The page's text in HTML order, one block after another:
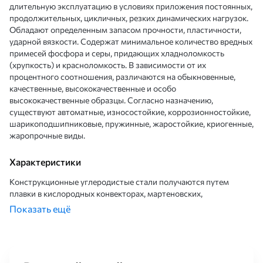
длительную эксплуатацию в условиях приложения постоянных,
продолжительных, цикличных, резких динамических нагрузок.
Обладают определенным запасом прочности, пластичности,
ударной вязкости. Содержат минимальное количество вредных
примесей фосфора и серы, придающих хладноломкость
(хрупкость) и красноломкость. В зависимости от их
процентного соотношения, различаются на обыкновенные,
качественные, высококачественные и особо
высококачественные образцы. Согласно назначению,
существуют автоматные, износостойкие, коррозионностойкие,
шарикоподшипниковые, пружинные, жаростойкие, криогенные,
жаропрочные виды.
Характеристики
Конструкционные углеродистые стали получаются путем
плавки в кислородных конвекторах, мартеновских,
электрических, дуговых и индукционных печах с дальнейшей
прокаткой на станах. Проходят термическую обработку,
Показать ещё